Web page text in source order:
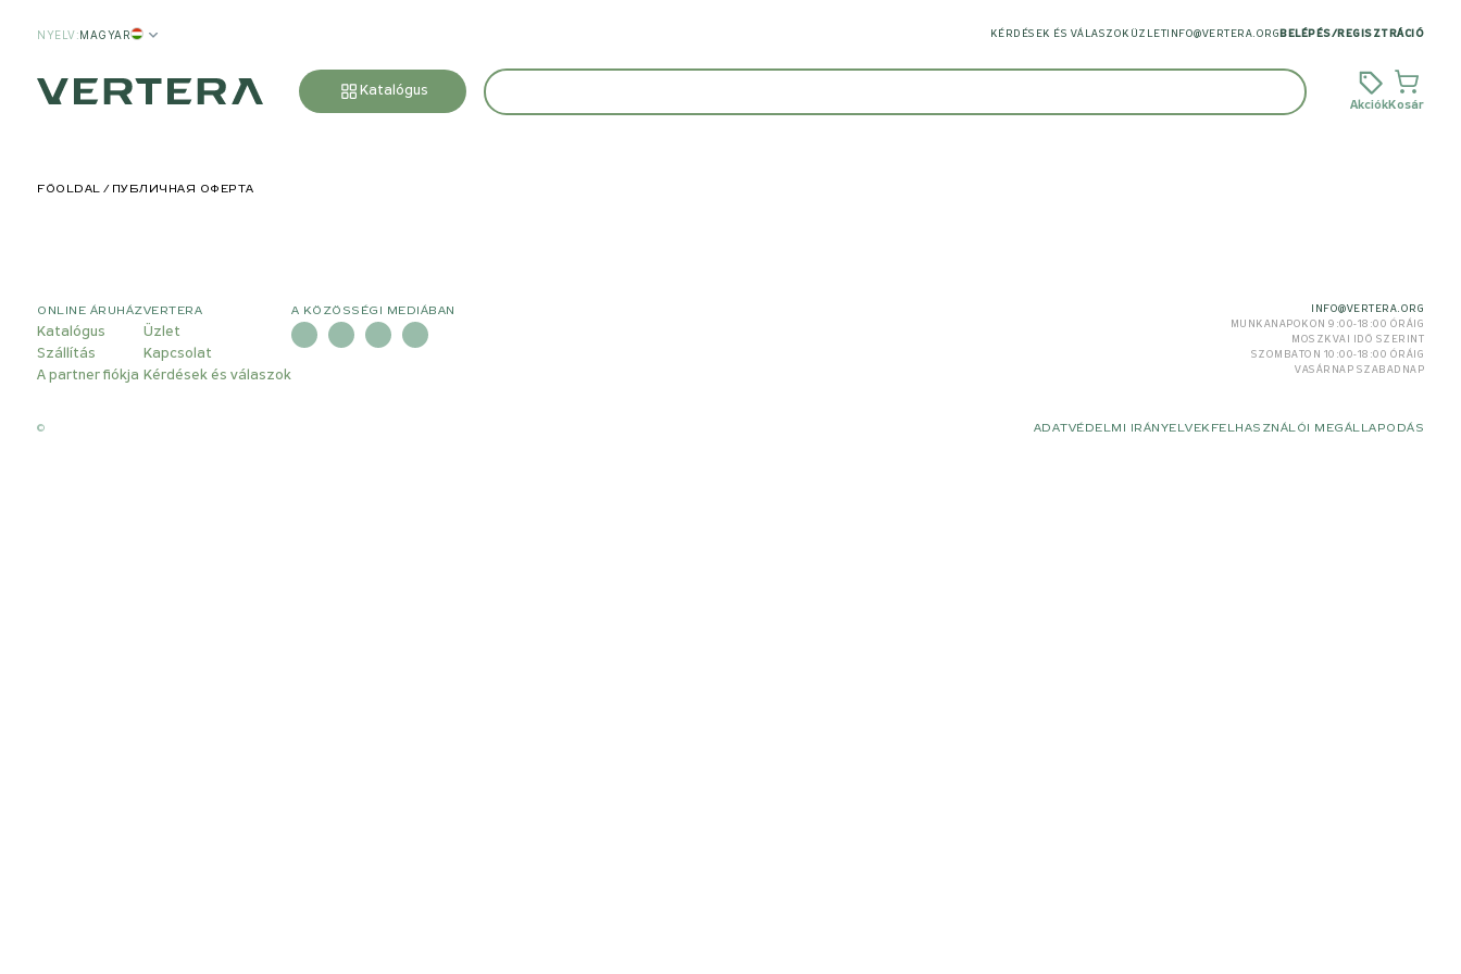
NYELV:MAGYAR KÉRDÉSEK ÉS VÁLASZOK ÜZLET INFO@VERTERA.ORG BELÉPÉS/ REGISZTRÁCIÓ
Katalógus
AkciókKosár
FŐOLDAL ПУБЛИЧНАЯ ОФЕРТА
ONLINE ÁRUHÁZ
Katalógus
Szállítás
A partner fiókja
VERTERA
Üzlet
Kapcsolat
Kérdések és válaszok
A KÖZÖSSÉGI MEDIÁBAN
INFO@VERTERA.ORG
MUNKANAPOKON 9:00-18:00 ÓRÁIG
MOSZKVAI IDŐ SZERINT
SZOMBATON 10:00-18:00 ÓRÁIG
VASÁRNAP SZABADNAP
© ADATVÉDELMI IRÁNYELVEK FELHASZNÁLÓI MEGÁLLAPODÁS